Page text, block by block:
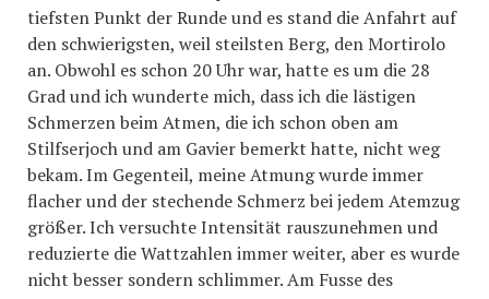
tiefsten Punkt der Runde und es stand die Anfahrt auf
den schwierigsten, weil steilsten Berg, den Mortirolo
an. Obwohl es schon 20 Uhr war, hatte es um die 28
Grad und ich wunderte mich, dass ich die lästigen
Schmerzen beim Atmen, die ich schon oben am
Stilfserjoch und am Gavier bemerkt hatte, nicht weg
bekam. Im Gegenteil, meine Atmung wurde immer
flacher und der stechende Schmerz bei jedem Atemzug
größer. Ich versuchte Intensität rauszunehmen und
reduzierte die Wattzahlen immer weiter, aber es wurde
nicht besser sondern schlimmer. Am Fusse des